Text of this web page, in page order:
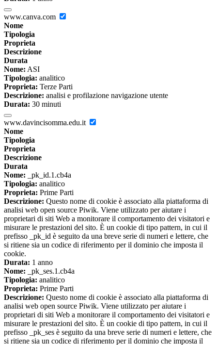
www.canva.com
Nome
Tipologia
Proprieta
Descrizione
Durata
Nome: ASI
Tipologia: analitico
Proprieta: Terze Parti
Descrizione: analisi e profilazione navigazione utente
Durata: 30 minuti
www.davincisomma.edu.it
Nome
Tipologia
Proprieta
Descrizione
Durata
Nome: _pk_id.1.cb4a
Tipologia: analitico
Proprieta: Prime Parti
Descrizione: Questo nome di cookie è associato alla piattaforma di
analisi web open source Piwik. Viene utilizzato per aiutare i
proprietari di siti Web a monitorare il comportamento dei visitatori e
misurare le prestazioni del sito. È un cookie di tipo pattern, in cui il
prefisso _pk_id è seguito da una breve serie di numeri e lettere, che
si ritiene sia un codice di riferimento per il dominio che imposta il
cookie.
Durata: 1 anno
Nome: _pk_ses.1.cb4a
Tipologia: analitico
Proprieta: Prime Parti
Descrizione: Questo nome di cookie è associato alla piattaforma di
analisi web open source Piwik. Viene utilizzato per aiutare i
proprietari di siti Web a monitorare il comportamento dei visitatori e
misurare le prestazioni del sito. È un cookie di tipo pattern, in cui il
prefisso _pk_ses è seguito da una breve serie di numeri e lettere, che
si ritiene sia un codice di riferimento per il dominio che imposta il